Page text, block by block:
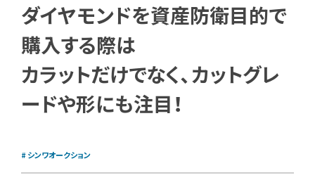
ダイヤモンドを資産防衛目的で
購入する際は
カラットだけでなく、カットグレ
ードや形にも注目！
シンワオークション